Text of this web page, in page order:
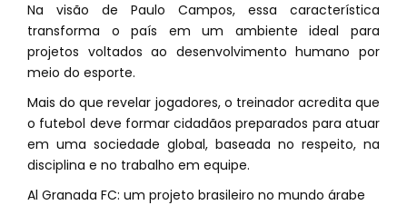
Na visão de Paulo Campos, essa característica
transforma o país em um ambiente ideal para
projetos voltados ao desenvolvimento humano por
meio do esporte.
Mais do que revelar jogadores, o treinador acredita que
o futebol deve formar cidadãos preparados para atuar
em uma sociedade global, baseada no respeito, na
disciplina e no trabalho em equipe.
Al Granada FC: um projeto brasileiro no mundo árabe